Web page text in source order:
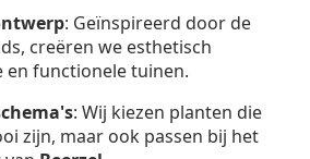
: Geïnspireerd door de
creëren we esthetisch
en functionele tuinen.
: Wij kiezen planten die
zijn, maar ook passen bij het